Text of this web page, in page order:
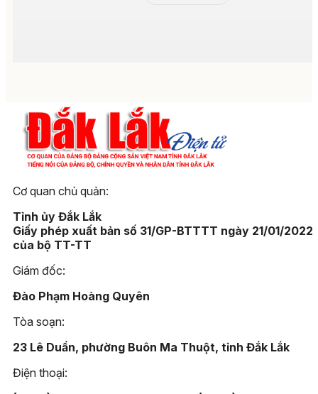
Cơ quan chủ quản:
Tỉnh ủy Đắk Lắk
Giấy phép xuất bản số 31/GP-BTTTT ngày 21/01/2022
của bộ TT-TT
Giám đốc:
Đào Phạm Hoàng Quyên
Tòa soạn:
23 Lê Duẩn, phường Buôn Ma Thuột, tỉnh Đắk Lắk
Điện thoại: